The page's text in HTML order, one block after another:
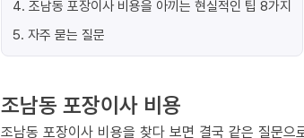
4. 조남동 포장이사 비용을 아끼는 현실적인 팁 8가지
5. 자주 묻는 질문
조남동 포장이사 비용
조남동 포장이사 비용을 찾다 보면 결국 같은 질문으